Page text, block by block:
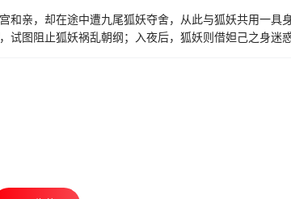
和亲，却在途中遭九尾狐妖夺舍，从此与狐妖共用一具
试图阻止狐妖祸乱朝纲；入夜后，狐妖则借妲己之身迷
与纣王的纠缠中逐渐动摇。当天命、情爱与罪孽交织，